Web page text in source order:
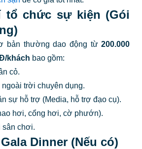
tổ chức sự kiện (Gói
bản thường dao động từ200.000
khách bao gồm:
cỏ.
ngoài trời chuyên dụng.
sự hỗ trợ (Media, hỗ trợ đạo cụ).
hơi, cổng hơi, cờ phướn).
sân chơi.
Dinner (Nếu có)